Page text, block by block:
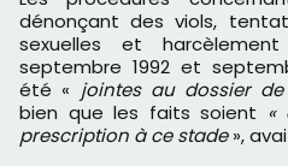
dénonçant des viols,
sexuelles et
septembre 1992 et
été « jointes au dossier
bien que les faits soient «
prescription à ce stade»,